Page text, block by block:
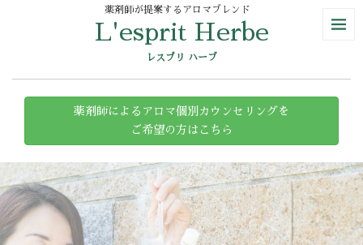
薬剤師が提案するアロマブレンド
L'esprit Herbe
レスプリ ハーブ
薬剤師によるアロマ個別カウンセリングを
ご希望の方はこちら